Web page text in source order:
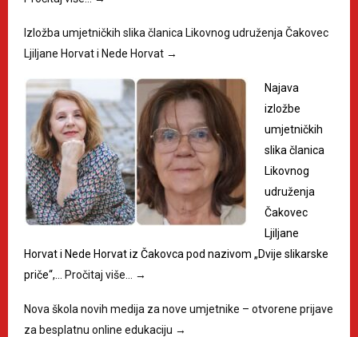
Izložba umjetničkih slika članica Likovnog udruženja Čakovec
Ljiljane Horvat i Nede Horvat →
Najava
izložbe
umjetničkih
slika članica
Likovnog
udruženja
Čakovec
Ljiljane
Horvat i Nede Horvat iz Čakovca pod nazivom „Dvije slikarske
priče“,…
Pročitaj više… →
Nova škola novih medija za nove umjetnike – otvorene prijave
za besplatnu online edukaciju →